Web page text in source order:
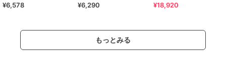
インワン 大きいサイズ レディ
¥6,578
パンツ2点セット レディース
¥6,290 ¥18,920
もっとみる